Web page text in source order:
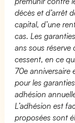
décès et d’arrêt
capital, d’une
cas. Les
ans sous réserve
cessent, en ce
70e anniversaire
pour les
adhésion
L’adhésion est
proposées sont